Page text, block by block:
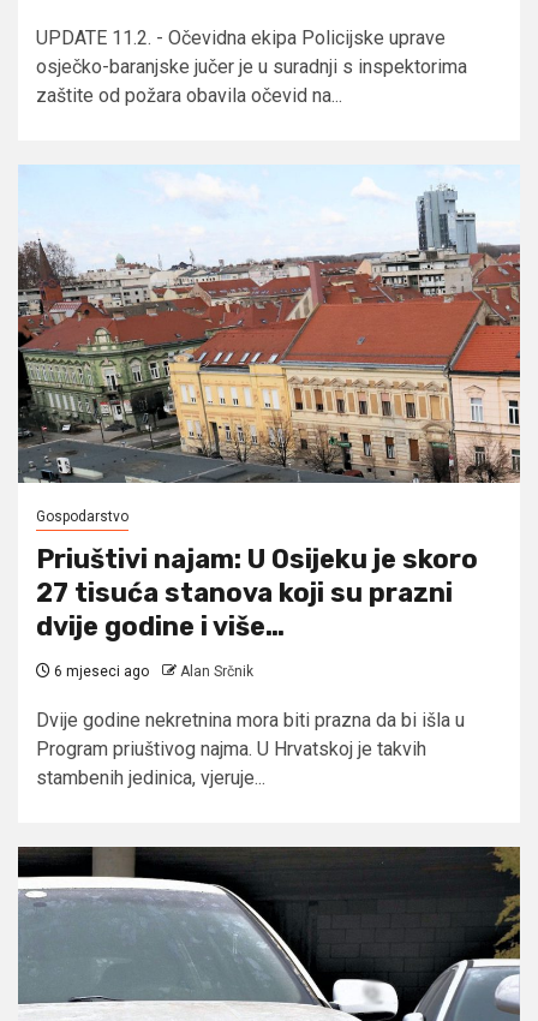
UPDATE 11.2. - Očevidna ekipa Policijske uprave
osječko-baranjske jučer je u suradnji s inspektorima
zaštite od požara obavila očevid na...
Gospodarstvo
Priuštivi najam: U Osijeku je skoro
27 tisuća stanova koji su prazni
dvije godine i više…
6 mjeseci ago Alan Srčnik
Dvije godine nekretnina mora biti prazna da bi išla u
Program priuštivog najma. U Hrvatskoj je takvih
stambenih jedinica, vjeruje...